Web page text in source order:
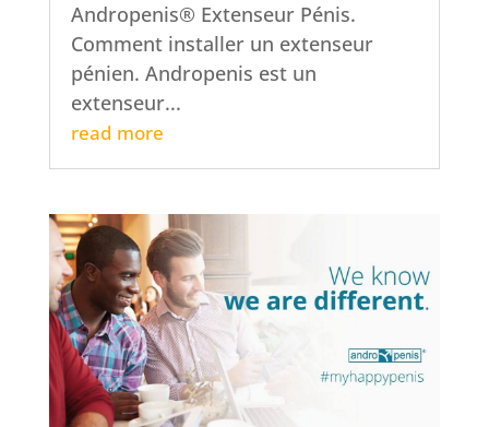
Andropenis® Extenseur Pénis.
Comment installer un extenseur
pénien. Andropenis est un
extenseur...
read more